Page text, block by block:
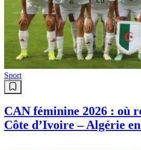
Sport
CAN féminine 2026 : où
Côte d’Ivoire – Algérie